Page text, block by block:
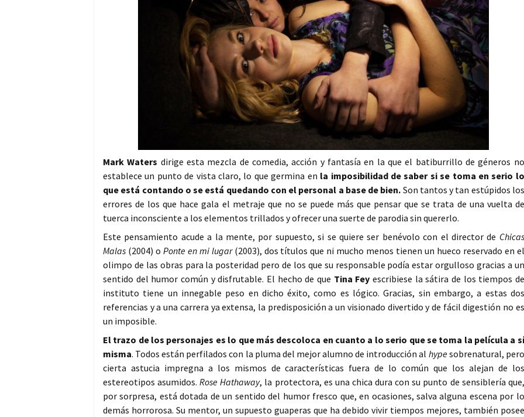
Mark Waters dirige esta mezcla de comedia, acción y fantasía en la que el batiburrillo de géneros no
establece un punto de vista claro, lo que germina en la imposibilidad de saber si se toma en serio lo
que está contando o se está quedando con el personal a base de bien. Son tantos y tan estúpidos los
errores de los que hace gala el metraje que no se puede más que pensar que se trata de una vuelta de
tuerca inconsciente a los elementos trillados y ofrecer una suerte de parodia sin quererlo.
Este pensamiento acude a la mente, por supuesto, si se quiere ser benévolo con el director de Chicas
Malas (2004) o Ponte en mi lugar(2003), dos títulos que ni mucho menos tienen un hueco reservado en el
olimpo de las obras para la posteridad pero de los que su responsable podía estar orgulloso gracias a un
sentido del humor común y disfrutable. El hecho de que Tina Fey escribiese la sátira de los tiempos de
instituto tiene un innegable peso en dicho éxito, como es lógico. Gracias, sin embargo, a estas dos
referencias y a una carrera ya extensa, la predisposición a un visionado divertido y de fácil digestión no es
un imposible.
El trazo de los personajes es lo que más descoloca en cuanto a lo serio que se toma la película a sí
misma. Todos están perfilados con la pluma del mejor alumno de introducción al hypesobrenatural, pero
cierta astucia impregna a los mismos de características fuera de lo común que los alejan de los
estereotipos asumidos.Rose Hathaway, la protectora, es una chica dura con su punto de sensiblería que,
por sorpresa, está dotada de un sentido del humor fresco que, en ocasiones, salva alguna escena por lo
demás horrorosa. Su mentor, un supuesto guaperas que ha debido vivir tiempos mejores, también posee